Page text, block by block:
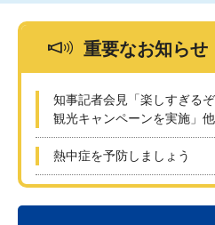
重要なお知らせ
知事記者会見「楽しすぎる
観光キャンペーンを実施」他
熱中症を予防しましょう